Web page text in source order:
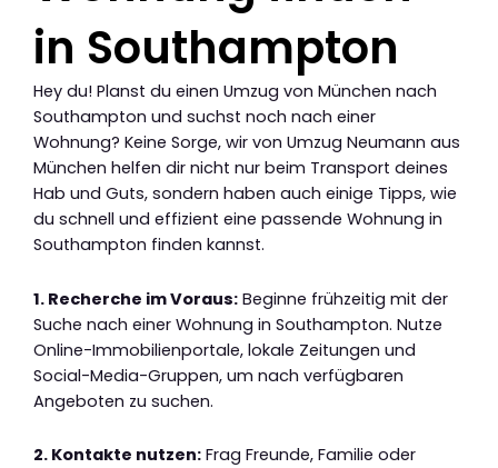
in Southampton
Hey du! Planst du einen Umzug von München nach
Southampton und suchst noch nach einer
Wohnung? Keine Sorge, wir von Umzug Neumann aus
München helfen dir nicht nur beim Transport deines
Hab und Guts, sondern haben auch einige Tipps, wie
du schnell und effizient eine passende Wohnung in
Southampton finden kannst.
1. Recherche im Voraus: Beginne frühzeitig mit der
Suche nach einer Wohnung in Southampton. Nutze
Online-Immobilienportale, lokale Zeitungen und
Social-Media-Gruppen, um nach verfügbaren
Angeboten zu suchen.
2. Kontakte nutzen: Frag Freunde, Familie oder